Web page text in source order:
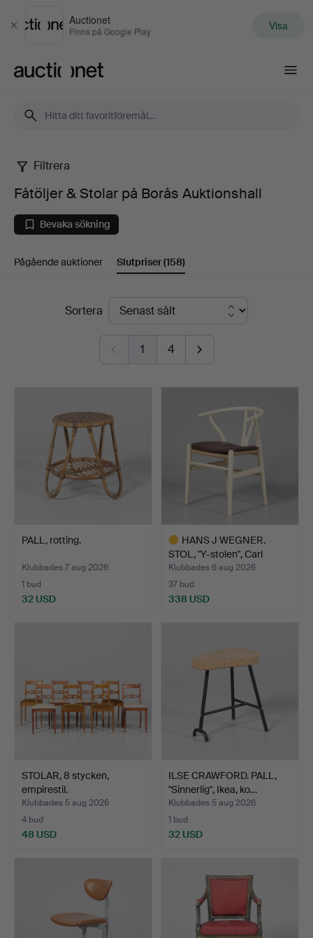
Stäng
Auctionet
Finns på Google Play Visa
Fåtöljer
Stolar
på
Auktionshall
Filtrera
Fåtöljer & Stolar på Borås Auktionshall
Bevaka sökning
Pågående auktioner Slutpriser(158)
SlutpriserSortera
1 4
PALL, rotting.
Klubbades 7 aug 2026
1 bud
32 USD
HANS J WEGNER.
STOL, "Y-stolen", Carl
Hans…
Klubbades 6 aug 2026
37 bud
338 USD
STOLAR, 8 stycken,
empirestil.
Klubbades 5 aug 2026
4 bud
48 USD
ILSE CRAWFORD. PALL,
"Sinnerlig", Ikea, ko…
Klubbades 5 aug 2026
1 bud
32 USD